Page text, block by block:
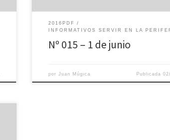
2016PDF
INFORMATIVOS SERVIR EN LA
Nº 015 – 1 de junio
porJuan Múgica Publicada